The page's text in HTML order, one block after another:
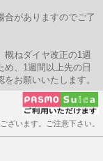
がありますのでご了
ねダイヤ改正の1週
め、1週間以上先の日
お願いいたします。
ざいます。ご注意下さい。